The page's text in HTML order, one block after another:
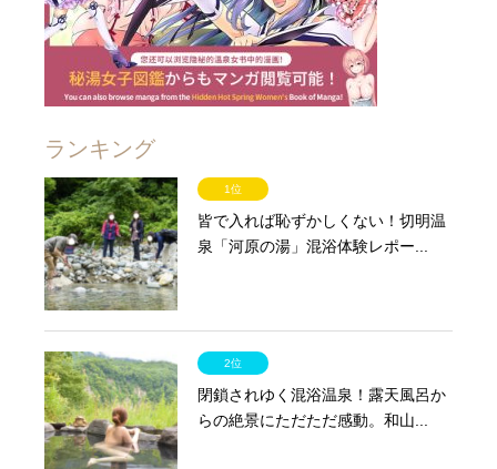
ランキング
1位
皆で入れば恥ずかしくない！切明温
泉「河原の湯」混浴体験レポー...
2位
閉鎖されゆく混浴温泉！露天風呂か
らの絶景にただただ感動。和山...